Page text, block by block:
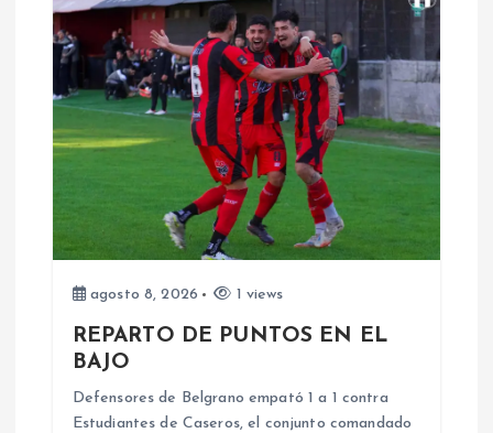
a
c
ó
n
agosto 8, 2026 1 views
REPARTO DE PUNTOS EN EL
BAJO
Defensores de Belgrano empató 1 a 1 contra
Estudiantes de Caseros, el conjunto comandado